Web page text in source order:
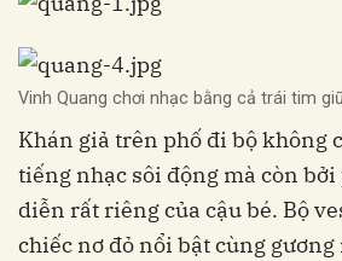
Vinh Quang chơi nhạc bằng cả trái tim
Khán giả trên phố đi bộ không
tiếng nhạc sôi động mà còn
diễn rất riêng của cậu bé. Bộ
chiếc nơ đỏ nổi bật cùng